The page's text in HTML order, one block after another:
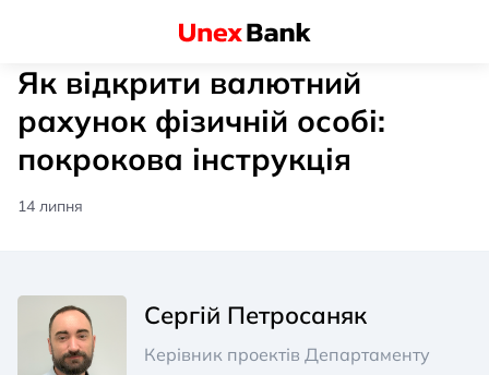
Як відкрити валютний
рахунок фізичній особі:
покрокова інструкція
14 липня
Сергій Петросаняк
Керівник проектів Департаменту